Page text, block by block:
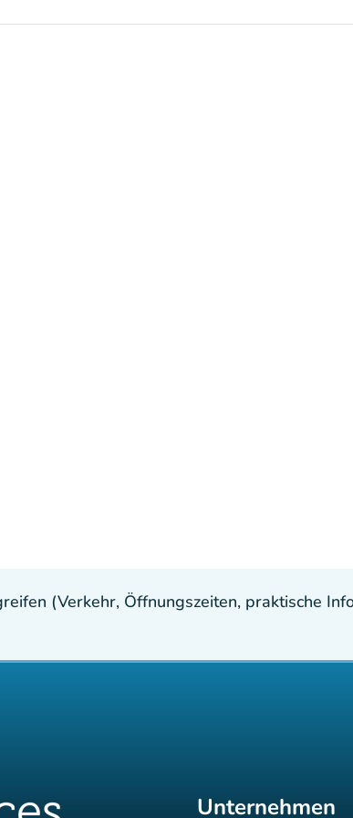
(Verkehr, Öffnungszeiten, praktische
Unternehmen